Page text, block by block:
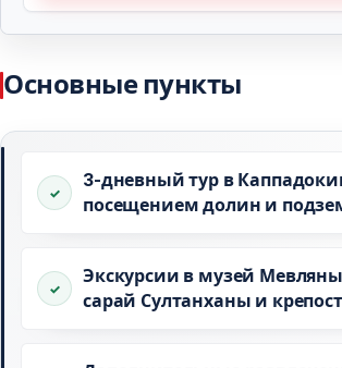
Основные пункты
3-дневный тур в
посещением долин и
Экскурсии в музей
сарай Султанханы и